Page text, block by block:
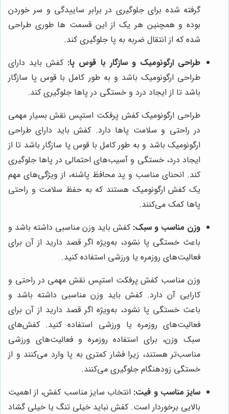
گرفته شده برای جلوگیری در برابر ساییدگی و سر خوردن
بوده و همچنین هر یک از این قسمت ها طوری طراحی
شده که از انتقال ضربه به پا جلوگیری کند.
طراحی ارگونومیک و سازگار با قوس پا: کفش باید دارای
طراحی ارگونومیک باشد و به طور کامل با قوس پا سازگار
باشد تا از ایجاد درد و خستگی در پاها جلوگیری کند.
طراحی ارگونومیک کفش پرفکت استپس نقش بسیار مهمی
در راحتی و سلامت پاها دارد. کفش باید دارای طراحی
ارگونومیک باشد و به طور کامل با قوس پا سازگار باشد تا از
ایجاد درد، خستگی و آسیب‌های احتمالی در پاها جلوگیری
کند. انحنای مناسب و پد محافظ پاشنه، از ویژگی‌های مهم
یک کفش ارگونومیک هستند که به حفظ سلامت و راحتی
پاها کمک می‌کنند.
وزن مناسب و سبک: کفش باید وزن مناسبی داشته باشد و
باعث خستگی پا نشود، به‌ویژه اگر قصد دارید از آن برای
فعالیت‌های روزمره یا ورزشی استفاده کنید.
وزن مناسب کفش پرفکت استپس نقش مهمی در راحتی و
کارایی آن دارد. کفش باید وزن مناسبی داشته باشد و
باعث خستگی پا نشود، به‌ویژه اگر قصد دارید از آن برای
فعالیت‌های روزمره یا ورزشی استفاده کنید. کفش‌های
سبک وزن، برای استفاده روزمره و فعالیت‌های ورزشی
مناسب‌تر هستند، زیرا فشار کمتری به پا وارد می‌کنند و از
خستگی زودهنگام جلوگیری می‌کنند.
سایز مناسب و فیت: انتخاب سایز مناسب کفش، از اهمیت
بالایی برخوردار است. کفش نباید خیلی تنگ یا خیلی گشاد